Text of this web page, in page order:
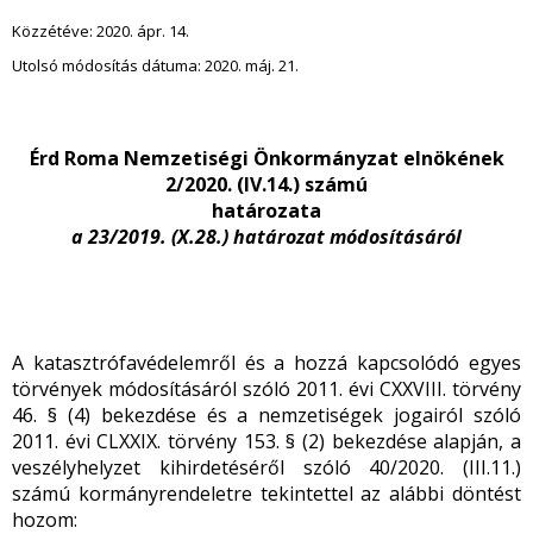
Közzétéve: 2020. ápr. 14.
Utolsó módosítás dátuma: 2020. máj. 21.
Érd Roma Nemzetiségi Önkormányzat elnökének
2/2020. (IV.14.) számú
határozata
a 23/2019. (X.28.) határozat módosításáról
A katasztrófavédelemről és a hozzá kapcsolódó egyes
törvények módosításáról szóló 2011. évi CXXVIII. törvény
46. § (4) bekezdése és a nemzetiségek jogairól szóló
2011. évi CLXXIX. törvény 153. § (2) bekezdése alapján, a
veszélyhelyzet kihirdetéséről szóló 40/2020. (III.11.)
számú kormányrendeletre tekintettel az alábbi döntést
hozom: